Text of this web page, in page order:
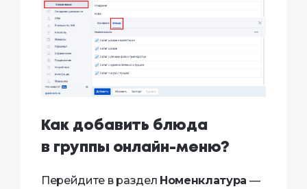
Как добавить блюда
в группы онлайн-меню?
Перейдите в раздел Номенклатура —